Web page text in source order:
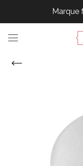
Marque
Marque